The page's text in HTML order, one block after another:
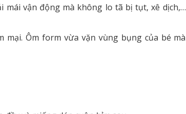
mái vận động mà không lo tã bị tụt, xê dịch,…
Ôm form vừa vặn vùng bụng của bé mà